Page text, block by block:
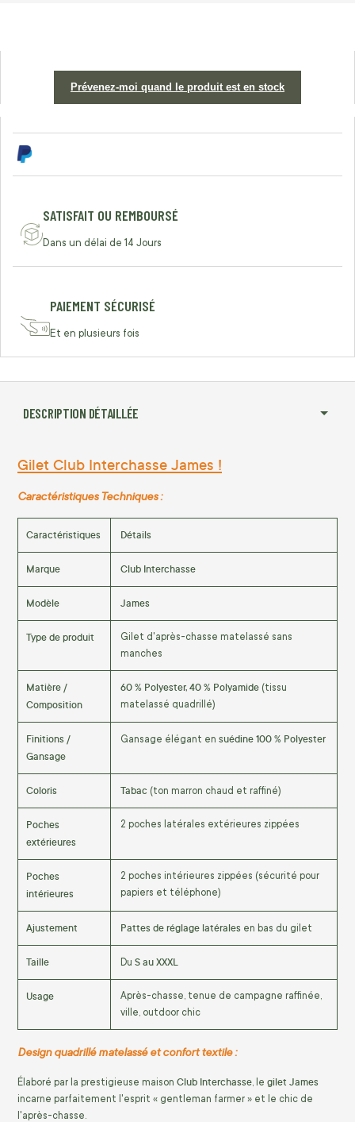
Prévenez-moi quand le produit est en stock
SATISFAIT OU REMBOURSÉ
Dans un délai de 14 Jours
PAIEMENT SÉCURISÉ
Et en plusieurs fois
DESCRIPTION DÉTAILLÉE
Gilet Club Interchasse James !
Caractéristiques Techniques :
Caractéristiques Détails
Marque Club Interchasse
Modèle James
Type de produit
Gilet d'après-chasse matelassé sans
manches
Matière /
Composition
60 % Polyester, 40 % Polyamide (tissu
matelassé quadrillé)
Finitions /
Gansage
Gansage élégant en suédine 100 % Polyester
Coloris Tabac (ton marron chaud et raffiné)
Poches
extérieures
2 poches latérales extérieures zippées
Poches
intérieures
2 poches intérieures zippées (sécurité pour
papiers et téléphone)
Ajustement Pattes de réglage latérales en bas du gilet
Taille Du S au XXXL
Usage
Après-chasse, tenue de campagne raffinée,
ville, outdoor chic
Design quadrillé matelassé et confort textile :
Élaboré par la prestigieuse maison Club Interchasse, le gilet James
incarne parfaitement l'esprit « gentleman farmer » et le chic de
l'après-chasse.